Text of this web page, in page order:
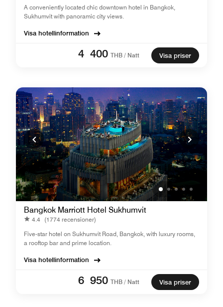
A conveniently located chic downtown hotel in Bangkok,
Sukhumvit with panoramic city views.
Visa hotellinformation
4 400 THB / Natt Visa priser
Bangkok Marriott Hotel Sukhumvit
4.4 (1774 recensioner)
Five-star hotel on Sukhumvit Road, Bangkok, with luxury rooms,
a rooftop bar and prime location.
Visa hotellinformation
6 950 THB / Natt Visa priser